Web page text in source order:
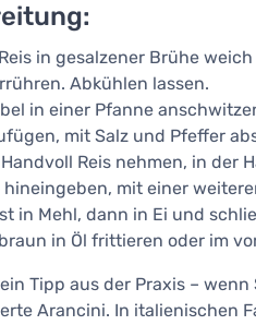
in gesalzener Brühe
Abkühlen lassen.
in einer Pfanne
mit Salz und Pfeffer
Reis nehmen, in der
hineingeben, mit einer
in Mehl, dann in Ei und
in Öl frittieren oder im
Tipp aus der Praxis –
Arancini. In italienischen